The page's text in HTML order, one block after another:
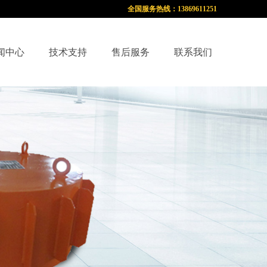
全国服务热线：13869611251
中心 技术支持 售后服务 联系我们